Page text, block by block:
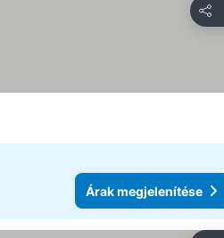
Árak megjelenítése